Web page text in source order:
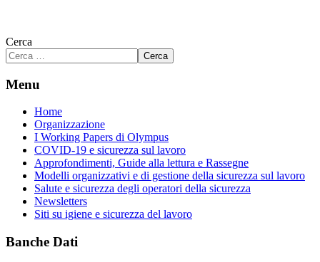
Cerca
Cerca
Menu
Home
Organizzazione
I Working Papers di Olympus
COVID-19 e sicurezza sul lavoro
Approfondimenti, Guide alla lettura e Rassegne
Modelli organizzativi e di gestione della sicurezza sul lavoro
Salute e sicurezza degli operatori della sicurezza
Newsletters
Siti su igiene e sicurezza del lavoro
Banche Dati